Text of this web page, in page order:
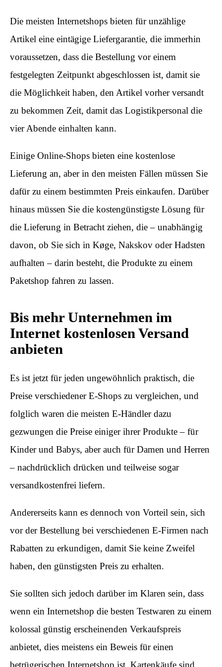
Die meisten Internetshops bieten für unzählige
Artikel eine eintägige Liefergarantie, die immerhin
voraussetzen, dass die Bestellung vor einem
festgelegten Zeitpunkt abgeschlossen ist, damit sie
die Möglichkeit haben, den Artikel vorher versandt
zu bekommen Zeit, damit das Logistikpersonal die
vier Abende einhalten kann.
Einige Online-Shops bieten eine kostenlose
Lieferung an, aber in den meisten Fällen müssen Sie
dafür zu einem bestimmten Preis einkaufen. Darüber
hinaus müssen Sie die kostengünstigste Lösung für
die Lieferung in Betracht ziehen, die – unabhängig
davon, ob Sie sich in Køge, Nakskov oder Hadsten
aufhalten – darin besteht, die Produkte zu einem
Paketshop fahren zu lassen.
Bis mehr Unternehmen im
Internet kostenlosen Versand
anbieten
Es ist jetzt für jeden ungewöhnlich praktisch, die
Preise verschiedener E-Shops zu vergleichen, und
folglich waren die meisten E-Händler dazu
gezwungen die Preise einiger ihrer Produkte – für
Kinder und Babys, aber auch für Damen und Herren
– nachdrücklich drücken und teilweise sogar
versandkostenfrei liefern.
Andererseits kann es dennoch von Vorteil sein, sich
vor der Bestellung bei verschiedenen E-Firmen nach
Rabatten zu erkundigen, damit Sie keine Zweifel
haben, den günstigsten Preis zu erhalten.
Sie sollten sich jedoch darüber im Klaren sein, dass
wenn ein Internetshop die besten Testwaren zu einem
kolossal günstig erscheinenden Verkaufspreis
anbietet, dies meistens ein Beweis für einen
betrügerischen Internetshop ist. Kartenkäufe sind